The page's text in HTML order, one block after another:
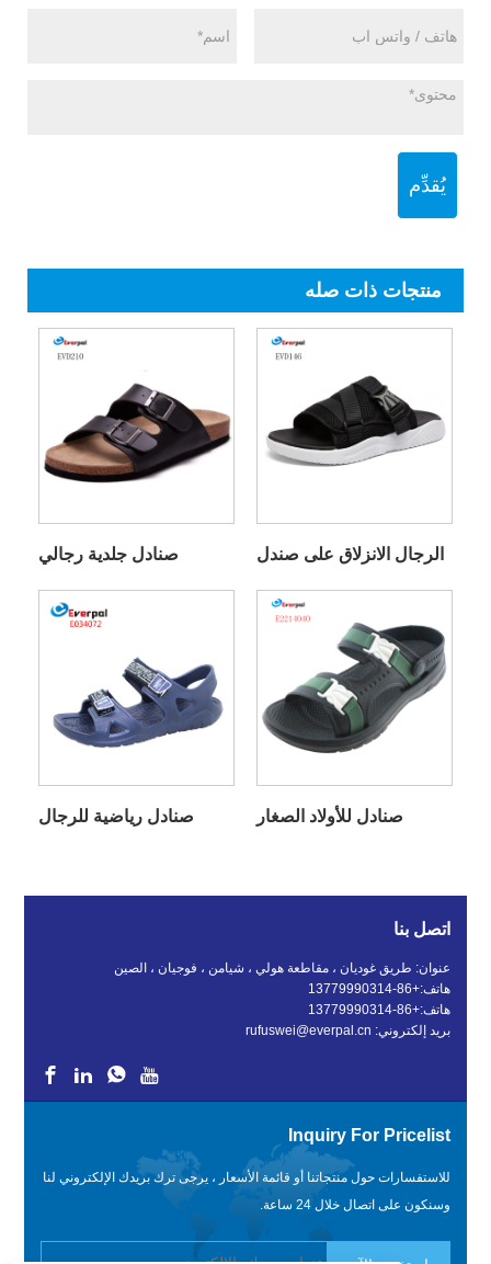
يُقدِّم
منتجات ذات صله
صنادل جلدية رجالي الرجال الانزلاق على صندل
صنادل رياضية للرجال صنادل للأولاد الصغار
اتصل بنا
عنوان: طريق غوديان ، مقاطعة هولي ، شيامن ، فوجيان ، الصين
هاتف:+86-13779990314
هاتف:+86-13779990314
بريد إلكتروني: rufuswei@everpal.cn
Inquiry For Pricelist
للاستفسارات حول منتجاتنا أو قائمة الأسعار ، يرجى ترك بريدك الإلكتروني لنا
وسنكون على اتصال خلال 24 ساعة.